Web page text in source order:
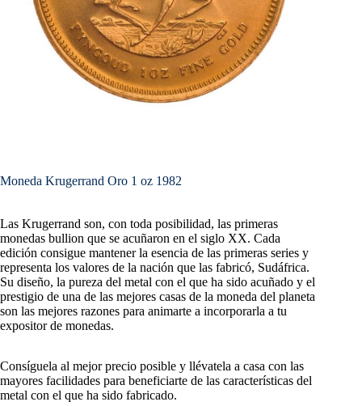
Moneda Krugerrand Oro 1 oz 1982
Las Krugerrand son, con toda posibilidad, las primeras
monedas bullion que se acuñaron en el siglo XX. Cada
edición consigue mantener la esencia de las primeras series y
representa los valores de la nación que las fabricó, Sudáfrica.
Su diseño, la pureza del metal con el que ha sido acuñado y el
prestigio de una de las mejores casas de la moneda del planeta
son las mejores razones para animarte a incorporarla a tu
expositor de monedas.
Consíguela al mejor precio posible y llévatela a casa con las
mayores facilidades para beneficiarte de las características del
metal con el que ha sido fabricado.